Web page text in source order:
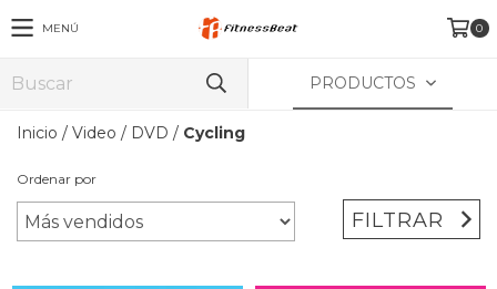
MENÚ 0
PRODUCTOS
Inicio / Video / DVD / Cycling
Ordenar por
FILTRAR